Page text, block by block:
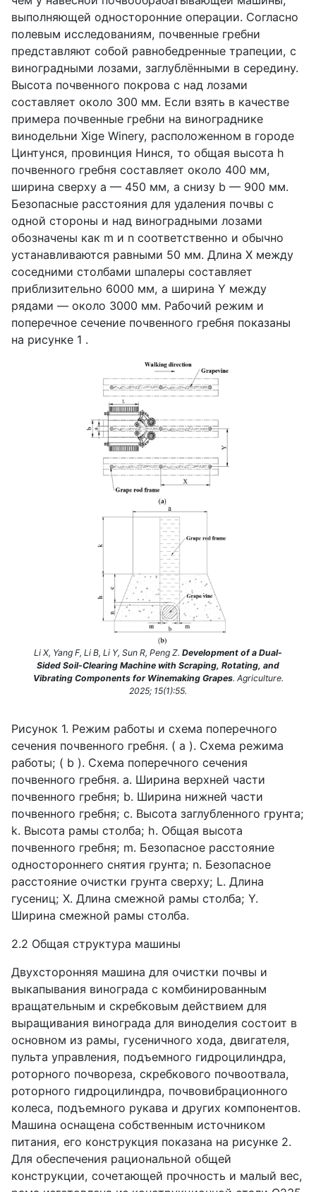
выполняющей односторонние операции. Согласно
полевым исследованиям, почвенные гребни
представляют собой равнобедренные трапеции, с
виноградными лозами, заглублёнными в середину.
Высота почвенного покрова c над лозами
составляет около 300 мм. Если взять в качестве
примера почвенные гребни на винограднике
винодельни Xige Winery, расположенном в городе
Цинтунся, провинция Нинся, то общая высота h
почвенного гребня составляет около 400 мм,
ширина сверху a — 450 мм, а снизу b — 900 мм.
Безопасные расстояния для удаления почвы с
одной стороны и над виноградными лозами
обозначены как m и n соответственно и обычно
устанавливаются равными 50 мм. Длина X между
соседними столбами шпалеры составляет
приблизительно 6000 мм, а ширина Y между
рядами — около 3000 мм. Рабочий режим и
поперечное сечение почвенного гребня показаны
на рисунке 1 .
Li X, Yang F, Li B, Li Y, Sun R, Peng Z. Development of a Dual-
Sided Soil-Clearing Machine with Scraping, Rotating, and
Vibrating Components for Winemaking Grapes. Agriculture.
2025; 15(1):55.
Рисунок 1. Режим работы и схема поперечного
сечения почвенного гребня. ( a ). Схема режима
работы; ( b ). Схема поперечного сечения
почвенного гребня. a. Ширина верхней части
почвенного гребня; b. Ширина нижней части
почвенного гребня; c. Высота заглубленного грунта;
k. Высота рамы столба; h. Общая высота
почвенного гребня; m. Безопасное расстояние
одностороннего снятия грунта; n. Безопасное
расстояние очистки грунта сверху; L. Длина
гусениц; X. Длина смежной рамы столба; Y.
Ширина смежной рамы столба.
2.2 Общая структура машины
Двухсторонняя машина для очистки почвы и
выкапывания винограда с комбинированным
вращательным и скребковым действием для
выращивания винограда для виноделия состоит в
основном из рамы, гусеничного хода, двигателя,
пульта управления, подъемного гидроцилиндра,
роторного почвореза, скребкового почвоотвала,
роторного гидроцилиндра, почвовибрационного
колеса, подъемного рукава и других компонентов.
Машина оснащена собственным источником
питания, его конструкция показана на рисунке 2.
Для обеспечения рациональной общей
конструкции, сочетающей прочность и малый вес,